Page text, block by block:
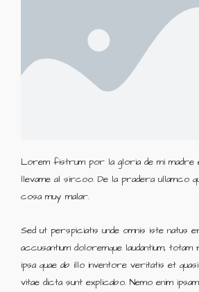
Lorem fistrum por la gloria de mi madre
llevame al sircoo. De la pradera ullamco
cosa muy malar.
Sed ut perspiciatis unde omnis iste natus
accusantium doloremque laudantium, totam
ipsa quae ab illo inventore veritatis et
vitae dicta sunt explicabo. Nemo enim